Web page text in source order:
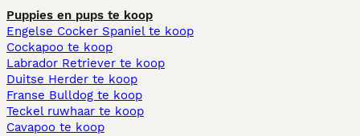
Puppies en pups te koop
Engelse Cocker Spaniel te koop
Cockapoo te koop
Labrador Retriever te koop
Duitse Herder te koop
Franse Bulldog te koop
Teckel ruwhaar te koop
Cavapoo te koop